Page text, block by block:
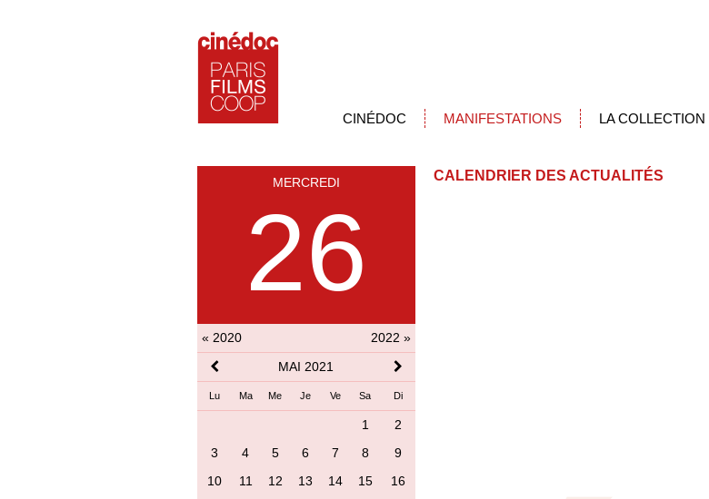
CINÉDOC MANIFESTATIONS LA COLLECTION
MERCREDI
26
« 2020
2022 »
MAI 2021
Lu Ma Me Je Ve Sa Di
1
2
3
4 5 6 7 8
9
10
11 12 13 14 15
16
CALENDRIER DES ACTUALITÉS